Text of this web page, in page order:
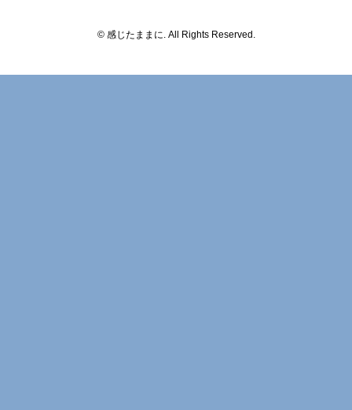
© 感じたままに. All Rights Reserved.